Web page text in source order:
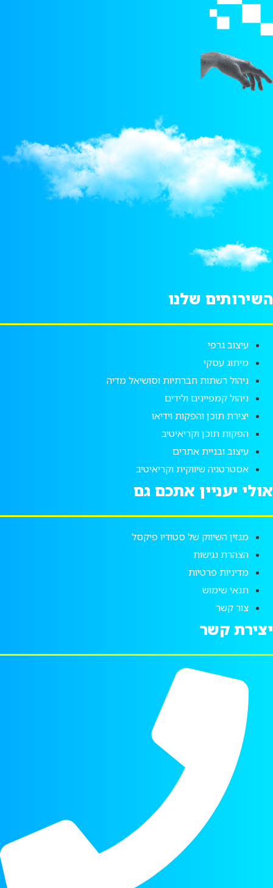
השירותים שלנו
עיצוב גרפי
מיתוג עסקי
ניהול רשתות חברתיות וסושיאל מדיה
ניהול קמפיינים ולידים
יצירת תוכן והפקות וידיאו
הפקות תוכן וקריאיטיב
עיצוב ובניית אתרים
אסטרטגיה שיווקית וקריאיטיב
אולי יעניין אתכם גם
מגזין השיווק של סטודיו פיקסל
הצהרת נגישות
מדיניות פרטיות
תנאי שימוש
צור קשר
יצירת קשר